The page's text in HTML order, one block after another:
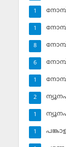
1
നോമ്പ്
1
8
6
1
2
1
1